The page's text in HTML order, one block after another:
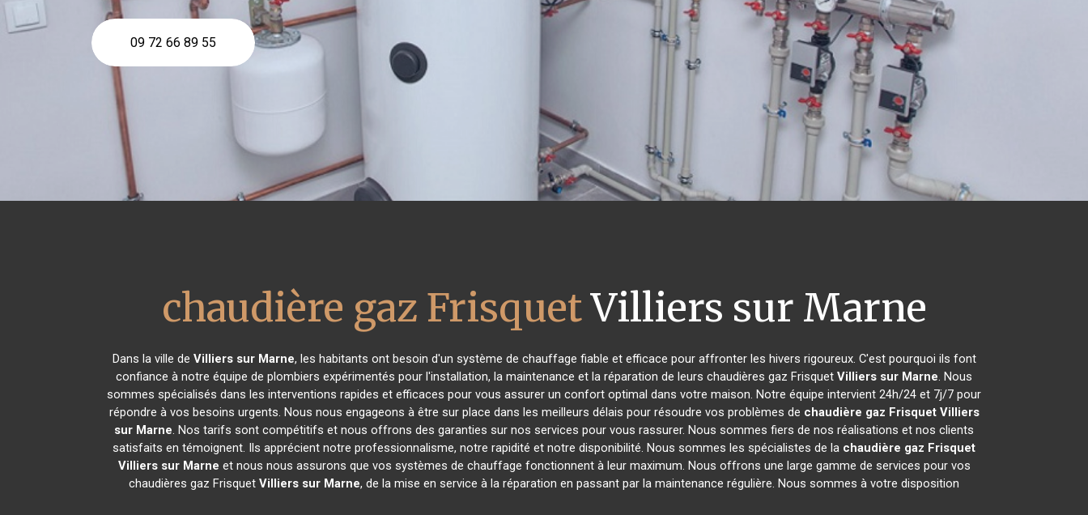
09 72 66 89 55
chaudière gaz FrisquetVilliers sur Marne
Dans la ville de Villiers sur Marne, les habitants ont besoin d'un système de chauffage fiable et efficace pour affronter les hivers rigoureux. C'est pourquoi ils font
confiance à notre équipe de plombiers expérimentés pour l'installation, la maintenance et la réparation de leurs chaudières gaz Frisquet Villiers sur Marne. Nous
sommes spécialisés dans les interventions rapides et efficaces pour vous assurer un confort optimal dans votre maison. Notre équipe intervient 24h/24 et 7j/7 pour
répondre à vos besoins urgents. Nous nous engageons à être sur place dans les meilleurs délais pour résoudre vos problèmes de chaudière gaz Frisquet Villiers
sur Marne. Nos tarifs sont compétitifs et nous offrons des garanties sur nos services pour vous rassurer. Nous sommes fiers de nos réalisations et nos clients
satisfaits en témoignent. Ils apprécient notre professionnalisme, notre rapidité et notre disponibilité. Nous sommes les spécialistes de la chaudière gaz Frisquet
Villiers sur Marne et nous nous assurons que vos systèmes de chauffage fonctionnent à leur maximum. Nous offrons une large gamme de services pour vos
chaudières gaz Frisquet Villiers sur Marne, de la mise en service à la réparation en passant par la maintenance régulière. Nous sommes à votre disposition